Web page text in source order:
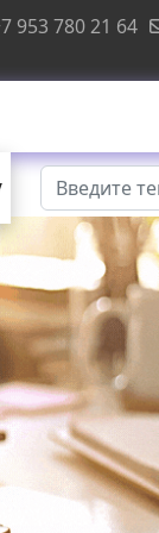
953 780 21 64
Поиск